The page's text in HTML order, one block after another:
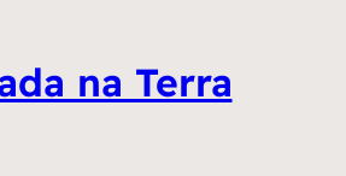
na Terra